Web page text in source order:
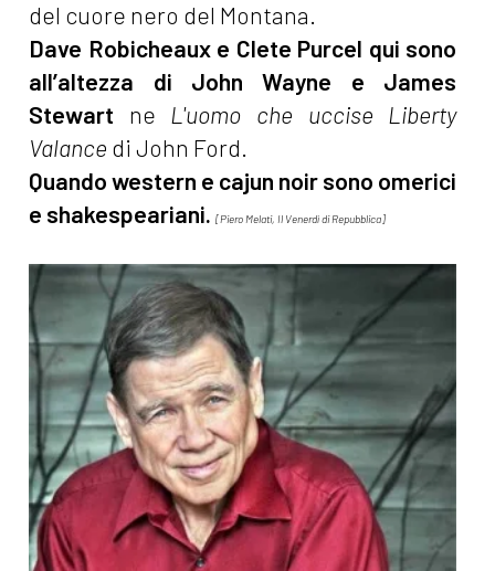
del cuore nero del Montana.
Dave Robicheaux e Clete Purcel qui sono
all’altezza di John Wayne e James
Stewart ne L'uomo che uccise Liberty
Valance di John Ford.
Quando western e cajun noir sono omerici
e shakespeariani. [Piero Melati, Il Venerdì di Repubblica]